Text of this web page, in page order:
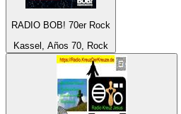
RADIO BOB! 70er Rock
Kassel, Años 70, Rock